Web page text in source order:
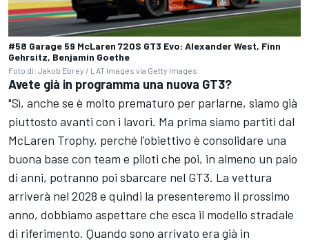
#58 Garage 59 McLaren 720S GT3 Evo: Alexander West, Finn
Gehrsitz, Benjamin Goethe
Foto di: Jakob Ebrey / LAT Images via Getty Images
Avete già in programma una nuova GT3?
"Sì, anche se è molto prematuro per parlarne, siamo già
piuttosto avanti con i lavori. Ma prima siamo partiti dal
McLaren Trophy, perché l'obiettivo è consolidare una
buona base con team e piloti che poi, in almeno un paio
di anni, potranno poi sbarcare nel GT3. La vettura
arriverà nel 2028 e quindi la presenteremo il prossimo
anno, dobbiamo aspettare che esca il modello stradale
di riferimento. Quando sono arrivato era già in